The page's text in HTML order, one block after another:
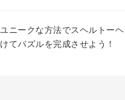
ユニークな方法でスヘルトー
けてパズルを完成させよう！